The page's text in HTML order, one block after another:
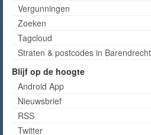
Vergunningen
Zoeken
Tagcloud
Straten & postcodes in Barendrecht
Blijf op de hoogte
Android App
Nieuwsbrief
RSS
Twitter